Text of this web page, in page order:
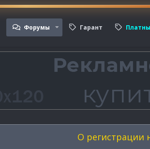
Форумы Гарант
О регистрации